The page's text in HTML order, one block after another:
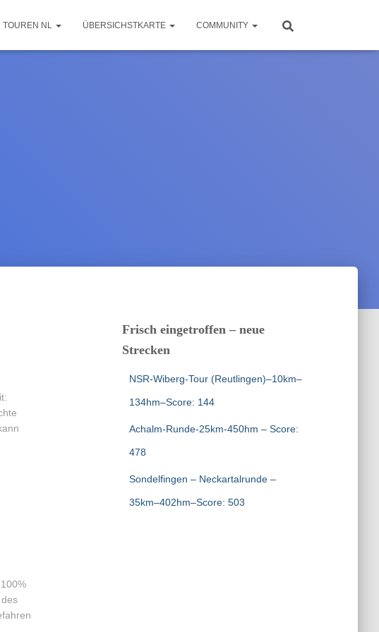
TOUREN NL ÜBERSICHSTKARTE COMMUNITY
Frisch eingetroffen – neue
Strecken
NSR-Wiberg-Tour (Reutlingen)–10km–
134hm–Score: 144
Achalm-Runde-25km-450hm – Score:
478
Sondelfingen – Neckartalrunde –
35km–402hm–Score: 503